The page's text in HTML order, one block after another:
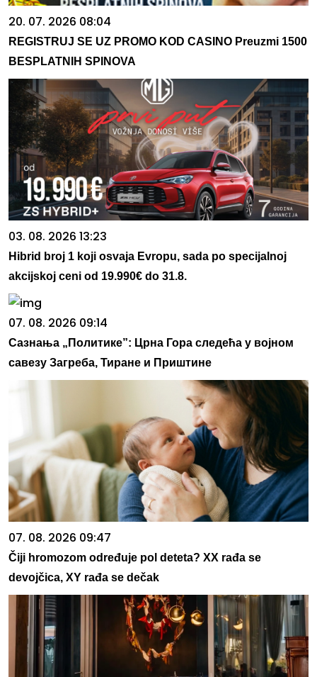
20. 07. 2026 08:04
REGISTRUJ SE UZ PROMO KOD CASINO Preuzmi 1500
BESPLATNIH SPINOVA
03. 08. 2026 13:23
Hibrid broj 1 koji osvaja Evropu, sada po specijalnoj
akcijskoj ceni od 19.990€ do 31.8.
07. 08. 2026 09:14
Сазнања „Политике”: Црна Гора следећа у војном
савезу Загреба, Тиране и Приштине
07. 08. 2026 09:47
Čiji hromozom određuje pol deteta? XX rađa se
devojčica, XY rađa se dečak